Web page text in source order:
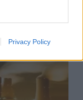
Privacy Policy